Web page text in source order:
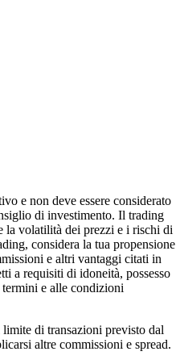
e non deve essere considerato
di investimento. Il trading
la volatilità dei prezzi e i rischi di
considera la tua propensione
e altri vantaggi citati in
a requisiti di idoneità, possesso
e alle condizioni
di transazioni previsto dal
altre commissioni e spread.